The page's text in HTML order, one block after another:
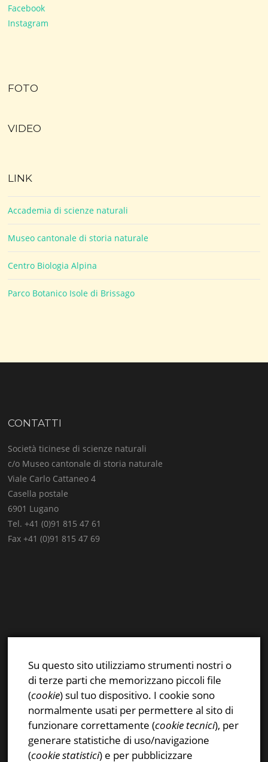
Facebook
Instagram
FOTO
VIDEO
LINK
Accademia di scienze naturali
Museo cantonale di storia naturale
Centro Biologia Alpina
Parco Botanico Isole di Brissago
CONTATTI
Società ticinese di scienze naturali
c/o Museo cantonale di storia naturale
Viale Carlo Cattaneo 4
Casella postale
6901 Lugano
Tel. +41 (0)91 815 47 61
Fax +41 (0)91 815 47 69
Instagram
Privacy & Cookies Policy
Su questo sito utilizziamo strumenti nostri o
di terze parti che memorizzano piccoli file
(cookie) sul tuo dispositivo. I cookie sono
normalmente usati per permettere al sito di
funzionare correttamente (cookie tecnici), per
generare statistiche di uso/navigazione
(cookie statistici) e per pubblicizzare